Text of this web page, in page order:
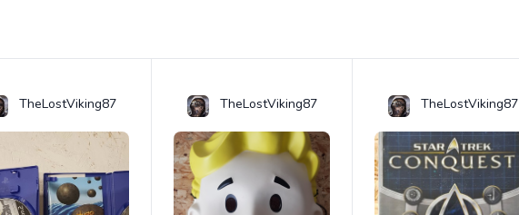
TheLostViking87 TheLostViking87 TheLostViking87